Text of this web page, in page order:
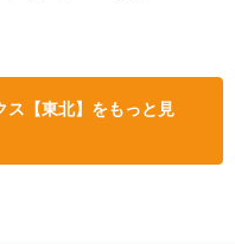
ス【東北】をもっと見